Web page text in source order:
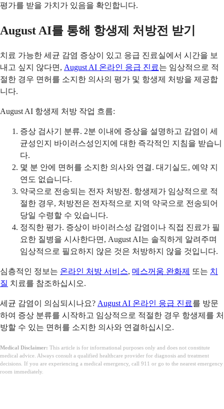
평가를 받을 가치가 있음을 확인합니다.
August AI를 통해 항생제 처방전 받기
치료 가능한 세균 감염 증상이 있고 응급 진료실에서 시간을 보
내고 싶지 않다면, August AI 온라인 응급 진료는 임상적으로 적
절한 경우 면허를 소지한 의사의 평가 및 항생제 처방을 제공합
니다.
August AI 항생제 처방 작업 흐름:
증상 검사기 분류. 2분 이내에 증상을 설명하고 감염이 세
균성인지 바이러스성인지에 대한 즉각적인 지침을 받습니
다.
몇 분 안에 면허를 소지한 의사와 연결. 대기실도, 예약 지
연도 없습니다.
약국으로 전송되는 전자 처방전. 항생제가 임상적으로 적
절한 경우, 처방전은 전자적으로 지역 약국으로 전송되어
당일 수령할 수 있습니다.
정직한 평가. 증상이 바이러스성 감염이나 직접 진료가 필
요한 질병을 시사한다면, August AI는 솔직하게 알려주며
임상적으로 필요하지 않은 것은 처방하지 않을 것입니다.
심층적인 정보는 온라인 처방 서비스, 메스꺼움 완화제 또는 치
질 치료를 참조하십시오.
세균 감염이 의심되시나요? August AI 온라인 응급 진료를 방문
하여 증상 분류를 시작하고 임상적으로 적절한 경우 항생제를 처
방할 수 있는 면허를 소지한 의사와 연결하십시오.
Medical Disclaimer: This article is for informational purposes only and does not constitute
medical advice. Always consult a qualified healthcare provider for diagnosis and treatment
decisions. If you are experiencing a medical emergency, call 911 or go to the nearest emergency
room immediately.